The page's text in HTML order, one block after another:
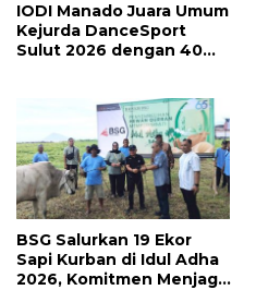
IODI Manado Juara Umum
Kejurda DanceSport
Sulut 2026 dengan 40
BSG Salurkan 19 Ekor
Sapi Kurban di Idul Adha
2026, Komitmen Menjaga